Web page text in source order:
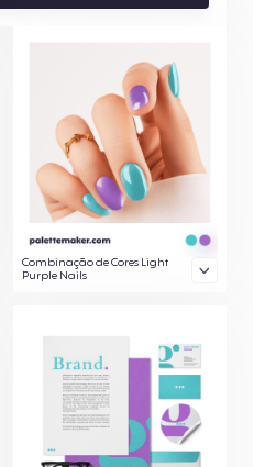
Combinação de Cores Light
Purple Nails